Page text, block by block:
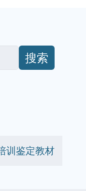
搜索
训鉴定教材